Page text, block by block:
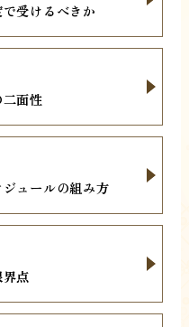
受けるべきか
面性
ュールの組み方
点